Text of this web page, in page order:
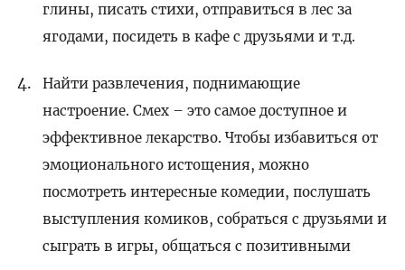
глины, писать стихи, отправиться в лес за
ягодами, посидеть в кафе с друзьями и т.д.
Найти развлечения, поднимающие
настроение. Смех – это самое доступное и
эффективное лекарство. Чтобы избавиться от
эмоционального истощения, можно
посмотреть интересные комедии, послушать
выступления комиков, собраться с друзьями и
сыграть в игры, общаться с позитивными